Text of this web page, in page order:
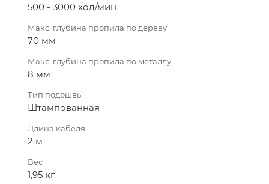
500 - 3000 ход/мин
Макс. глубина пропила по дереву
70 мм
Макс. глубина пропила по металлу
8 мм
Тип подошвы
Штампованная
Длина кабеля
2 м
Вес
1,95 кг